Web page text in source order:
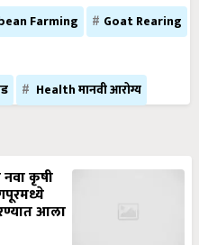
Farming
Goat Rearing
Health मानवी आरोग्य
कृषी
आला